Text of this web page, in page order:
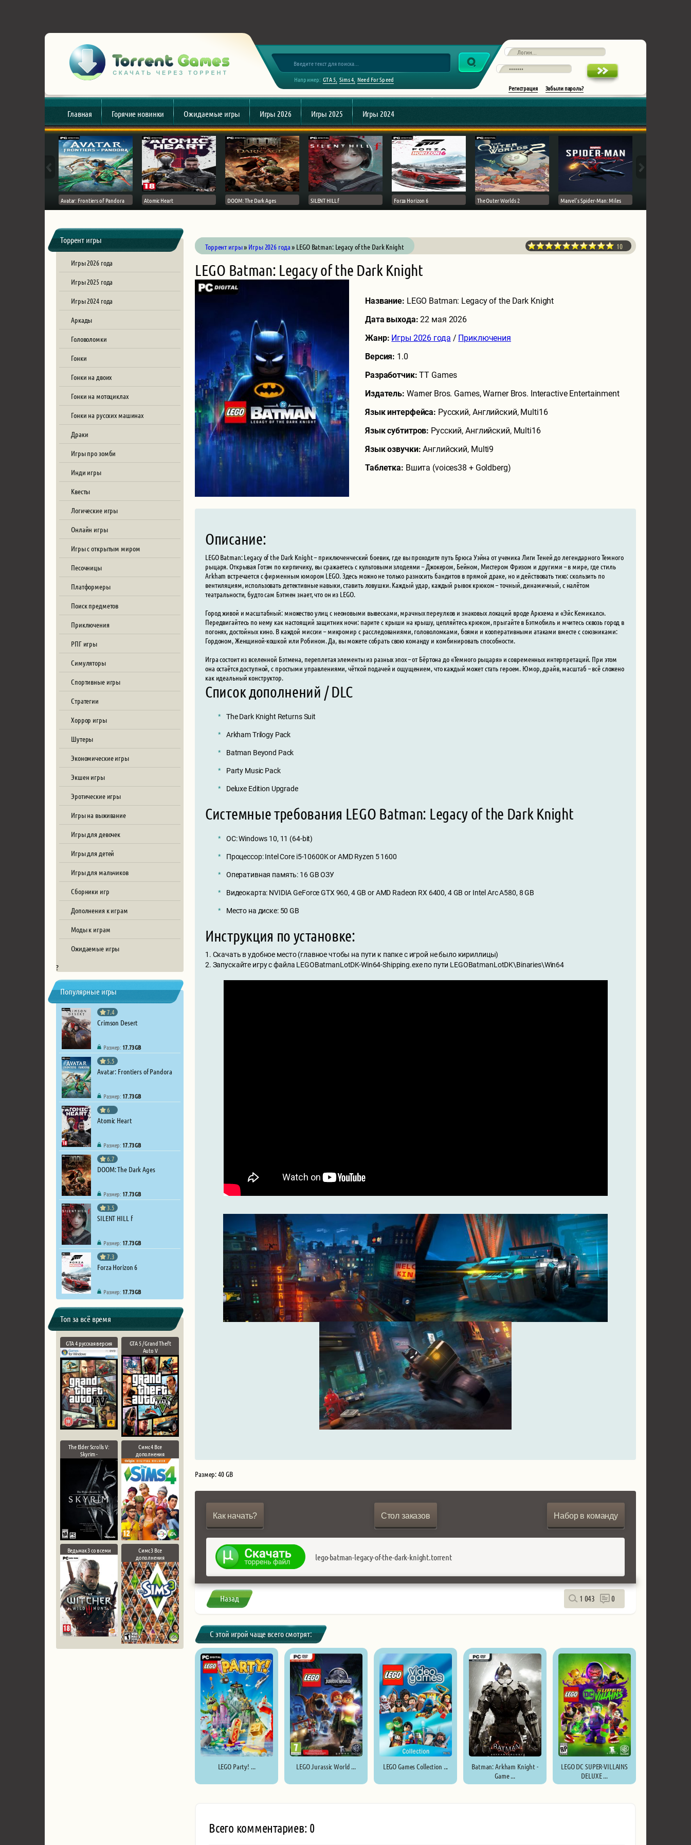
Например: GTA 5 Sims 4 Need For Speed
Регистрация
Забыли пароль?
Главная Горячие новинки Ожидаемые игры Игры 2026 Игры 2025 Игры 2024
Avatar: Frontiers of Pandora Atomic Heart DOOM: The Dark Ages SILENT HILL f Forza Horizon 6 The Outer Worlds 2 Marvel's Spider-Man: Miles
Торрент игры
Игры 2026 года
Игры 2025 года
Игры 2024 года
Аркады
Головоломки
Гонки
Гонки на двоих
Гонки на мотоциклах
Гонки на русских машинах
Драки
Игры про зомби
Инди игры
Квесты
Логические игры
Онлайн игры
Игры с открытым миром
Песочницы
Платформеры
Поиск предметов
Приключения
РПГ игры
Симуляторы
Спортивные игры
Стратегии
Хоррор игры
Шутеры
Экономические игры
Экшен игры
Эротические игры
Игры на выживание
Игры для девочек
Игры для детей
Игры для мальчиков
Сборники игр
Дополнения к играм
Моды к играм
Ожидаемые игры
?
Популярные игры
7.4
Crimson Desert
Размер: 17.73 GB
5.5
Avatar: Frontiers of Pandora
Размер: 17.73 GB
6
Atomic Heart
Размер: 17.73 GB
6.7
DOOM: The Dark Ages
Размер: 17.73 GB
3.5
SILENT HILL f
Размер: 17.73 GB
7.3
Forza Horizon 6
Размер: 17.73 GB
Топ за всё время
GTA 4 русская версия
GTA 5 / Grand Theft
Auto V
The Elder Scrolls V:
Skyrim -
Симс 4 Все
дополнения
Ведьмак 3 со всеми
Симс 3 Все
дополнения
Торрент игры» Игры 2026 года» LEGO Batman: Legacy of the Dark Knight 10
LEGO Batman: Legacy of the Dark Knight
Название: LEGO Batman: Legacy of the Dark Knight
Дата выхода:22 мая 2026
Жанр: Игры 2026 года / Приключения
Версия: 1.0
Разработчик:TT Games
Издатель: Warner Bros. Games, Warner Bros. Interactive Entertainment
Язык интерфейса: Русский, Английский, Multi16
Язык субтитров: Русский, Английский, Multi16
Язык озвучки:Английский, Multi9
Таблетка: Вшита (voices38 + Goldberg)
Описание:
LEGO Batman: Legacy of the Dark Knight – приключенческий боевик, где вы проходите путь Брюса Уэйна от ученика Лиги Теней до легендарного Темного
рыцаря. Открывая Готэм по кирпичику, вы сражаетесь с культовыми злодеями – Джокером, Бейном, Мистером Фризом и другими – в мире, где стиль
Arkham встречается с фирменным юмором LEGO. Здесь можно не только разносить бандитов в прямой драке, но и действовать тихо: скользить по
вентиляциям, использовать детективные навыки, ставить ловушки. Каждый удар, каждый рывок крюком – точный, динамичный, с налётом
театральности, будто сам Бэтмен знает, что он из LEGO.
Город живой и масштабный: множество улиц с неоновыми вывесками, мрачных переулков и знаковых локаций вроде Аркхема и «Эйс Кемикалс».
Передвигайтесь по нему как настоящий защитник ночи: парите с крыши на крышу, цепляйтесь крюком, прыгайте в Бэтмобиль и мчитесь сквозь город в
погонях, достойных кино. В каждой миссии – микромир с расследованиями, головоломками, боями и кооперативными атаками вместе с союзниками:
Гордоном, Женщиной-кошкой или Робином. Да, вы можете собрать свою команду и комбинировать способности.
Игра состоит из вселенной Бэтмена, переплетая элементы из разных эпох – от Бёртона до «Темного рыцаря» и современных интерпретаций. При этом
она остаётся доступной, с простыми управлениями, чёткой подачей и ощущением, что каждый может стать героем. Юмор, драйв, масштаб – всё сложено
как идеальный конструктор.
Список дополнений / DLC
The Dark Knight Returns Suit
Arkham Trilogy Pack
Batman Beyond Pack
Party Music Pack
Deluxe Edition Upgrade
Системные требования LEGO Batman: Legacy of the Dark Knight
ОС: Windows 10, 11 (64-bit)
Процессор: Intel Core i5-10600K or AMD Ryzen 5 1600
Оперативная память: 16 GB ОЗУ
Видеокарта: NVIDIA GeForce GTX 960, 4 GB or AMD Radeon RX 6400, 4 GB or Intel Arc A580, 8 GB
Место на диске: 50 GB
Инструкция по установке:
1. Скачать в удобное место (главное чтобы на пути к папке с игрой не было кириллицы)
2. Запускайте игру с файла LEGOBatmanLotDK-Win64-Shipping.exe по пути LEGOBatmanLotDK\Binaries\Win64
Размер: 40 GB
Как начать? Стол заказов Набор в команду
lego-batman-legacy-of-the-dark-knight.torrent
Назад 1 043 0
С этой игрой чаще всего смотрят:
LEGO Party! ... LEGO Jurassic World ... LEGO Games Collection ...
Batman: Arkham Knight -
Game ...
LEGO DC SUPER-VILLAINS
DELUXE ...
Всего комментариев: 0